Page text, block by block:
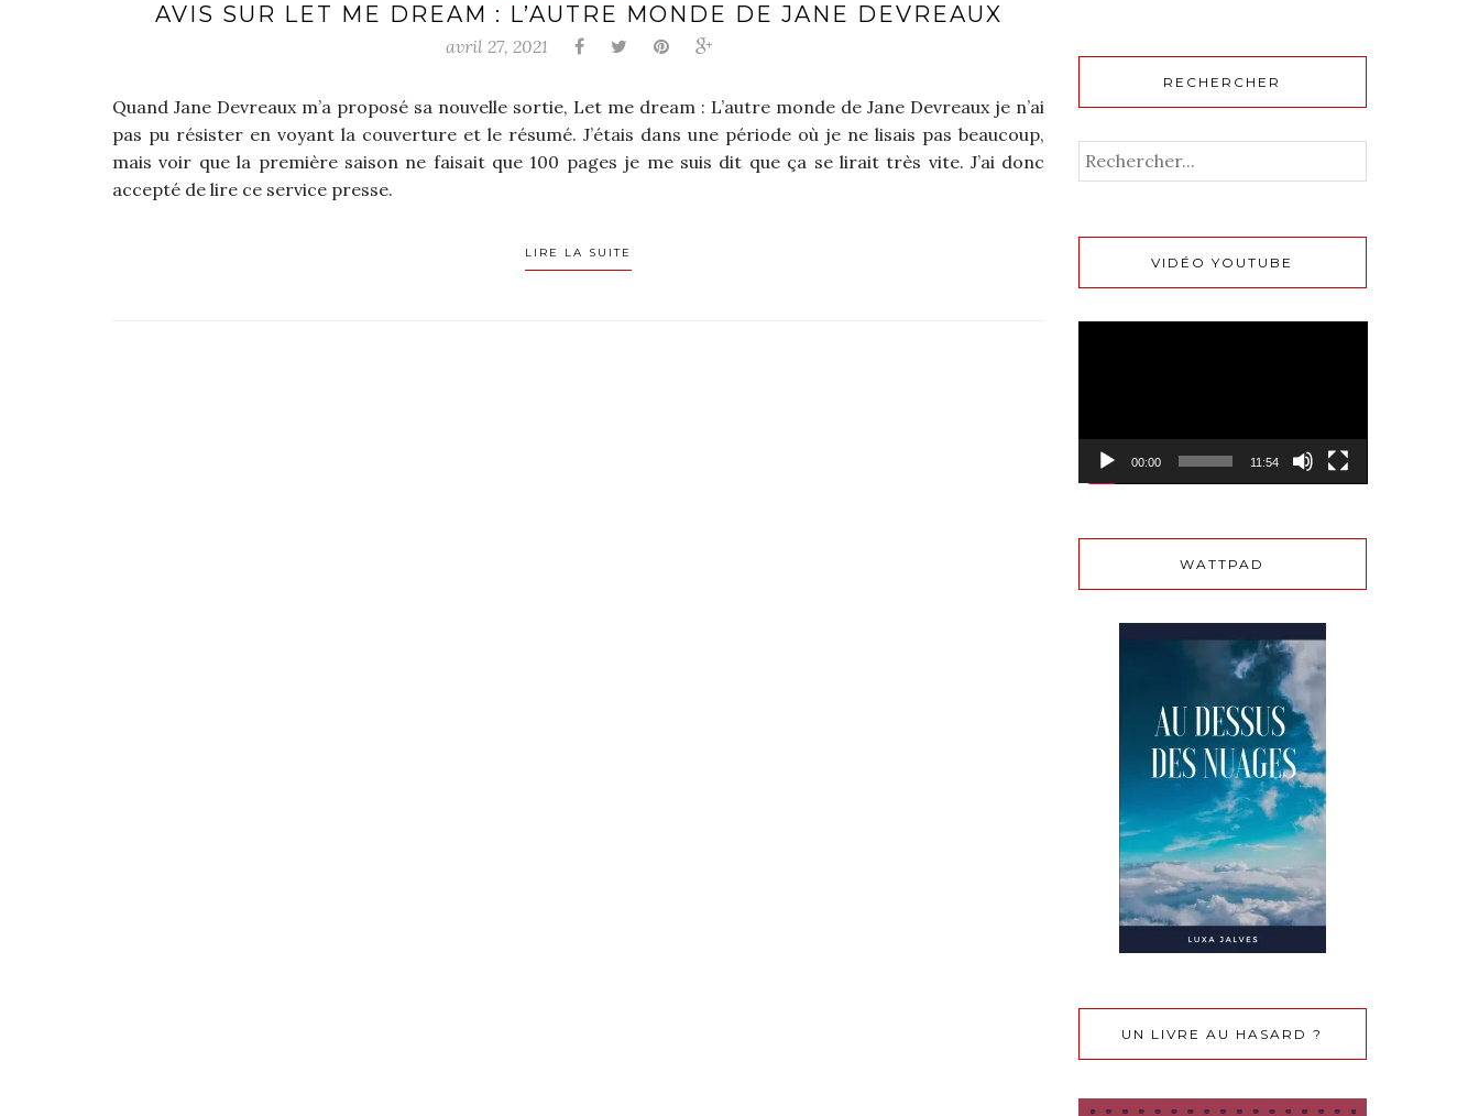
AVIS SUR LET ME DREAM : L’AUTRE MONDE DE JANE DEVREAUX
avril 27, 2021
Quand Jane Devreaux m’a proposé sa nouvelle sortie, Let me dream : L’autre monde de Jane Devreaux je n’ai
pas pu résister en voyant la couverture et le résumé. J’étais dans une période où je ne lisais pas beaucoup,
mais voir que la première saison ne faisait que 100 pages je me suis dit que ça se lirait très vite. J’ai donc
accepté de lire ce service presse.
LIRE LA SUITE
RECHERCHER
VIDÉO YOUTUBE
00:00 11:54
WATTPAD
UN LIVRE AU HASARD ?